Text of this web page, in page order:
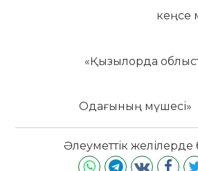
кеңсе
«Қызылорда облыстық
Одағының мүшесі»
Әлеуметтік желілерде